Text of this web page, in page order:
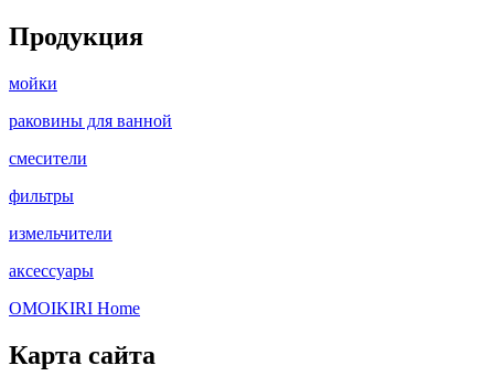
Продукция
мойки
раковины для ванной
смесители
фильтры
измельчители
аксессуары
OMOIKIRI Home
Карта сайта